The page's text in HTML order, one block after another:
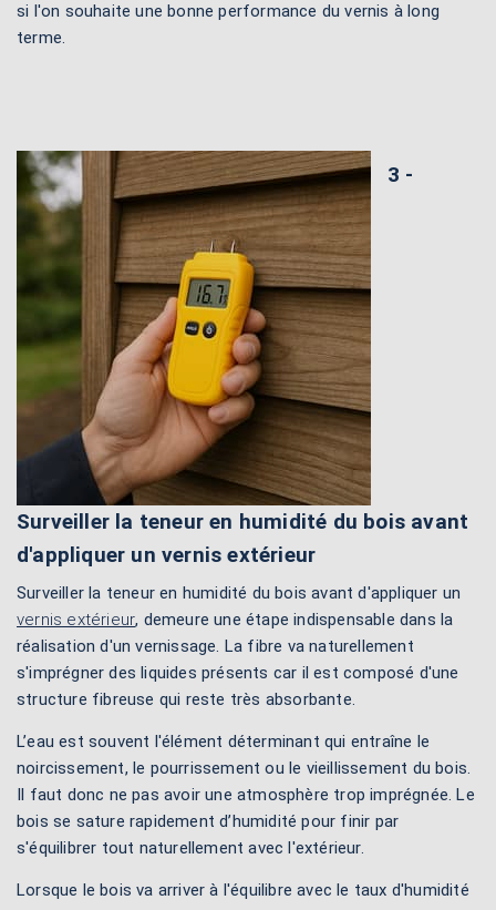
si l'on souhaite une bonne performance du vernis à long
terme.
3 -
Surveiller la teneur en humidité du bois avant
d'appliquer un vernis extérieur
Surveiller la teneur en humidité du bois avant d'appliquer un
vernis extérieur, demeure une étape indispensable dans la
réalisation d'un vernissage. La fibre va naturellement
s'imprégner des liquides présents car il est composé d'une
structure fibreuse qui reste très absorbante.
L’eau est souvent l'élément déterminant qui entraîne le
noircissement, le pourrissement ou le vieillissement du bois.
Il faut donc ne pas avoir une atmosphère trop imprégnée. Le
bois se sature rapidement d’humidité pour finir par
s'équilibrer tout naturellement avec l'extérieur.
Lorsque le bois va arriver à l'équilibre avec le taux d'humidité